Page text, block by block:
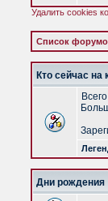
Удалить cookies
Список
Кто сейчас
Дни рождения